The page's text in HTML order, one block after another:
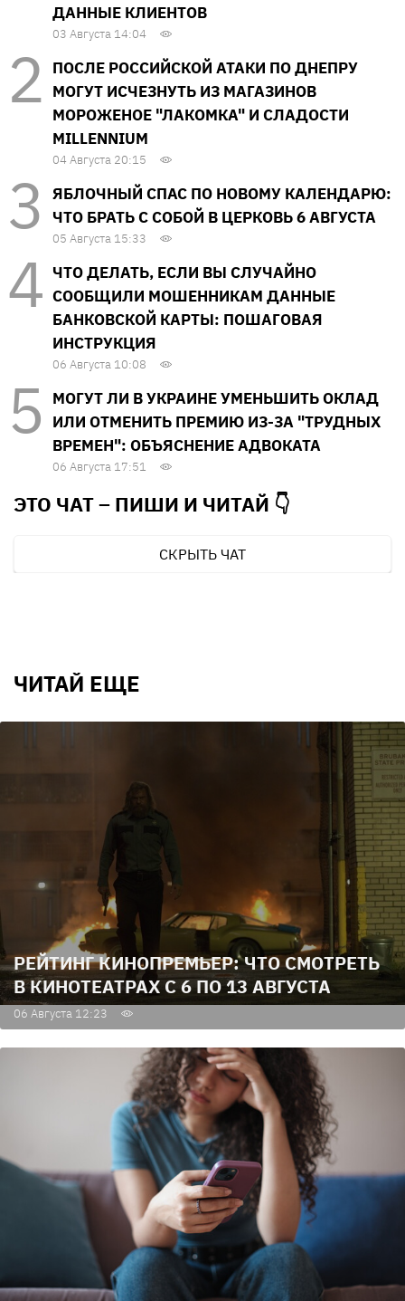
ДАННЫЕ КЛИЕНТОВ
03 Августа 14:04
ПОСЛЕ РОССИЙСКОЙ АТАКИ ПО ДНЕПРУ
МОГУТ ИСЧЕЗНУТЬ ИЗ МАГАЗИНОВ
МОРОЖЕНОЕ "ЛАКОМКА" И СЛАДОСТИ
MILLENNIUM
04 Августа 20:15
ЯБЛОЧНЫЙ СПАС ПО НОВОМУ КАЛЕНДАРЮ:
ЧТО БРАТЬ С СОБОЙ В ЦЕРКОВЬ 6 АВГУСТА
05 Августа 15:33
ЧТО ДЕЛАТЬ, ЕСЛИ ВЫ СЛУЧАЙНО
СООБЩИЛИ МОШЕННИКАМ ДАННЫЕ
БАНКОВСКОЙ КАРТЫ: ПОШАГОВАЯ
ИНСТРУКЦИЯ
06 Августа 10:08
МОГУТ ЛИ В УКРАИНЕ УМЕНЬШИТЬ ОКЛАД
ИЛИ ОТМЕНИТЬ ПРЕМИЮ ИЗ-ЗА "ТРУДНЫХ
ВРЕМЕН": ОБЪЯСНЕНИЕ АДВОКАТА
06 Августа 17:51
ЭТО ЧАТ – ПИШИ И ЧИТАЙ 👇
СКРЫТЬ ЧАТ
ЧИТАЙ ЕЩЕ
РЕЙТИНГ КИНОПРЕМЬЕР: ЧТО СМОТРЕТЬ
В КИНОТЕАТРАХ С 6 ПО 13 АВГУСТА
06 Августа 12:23